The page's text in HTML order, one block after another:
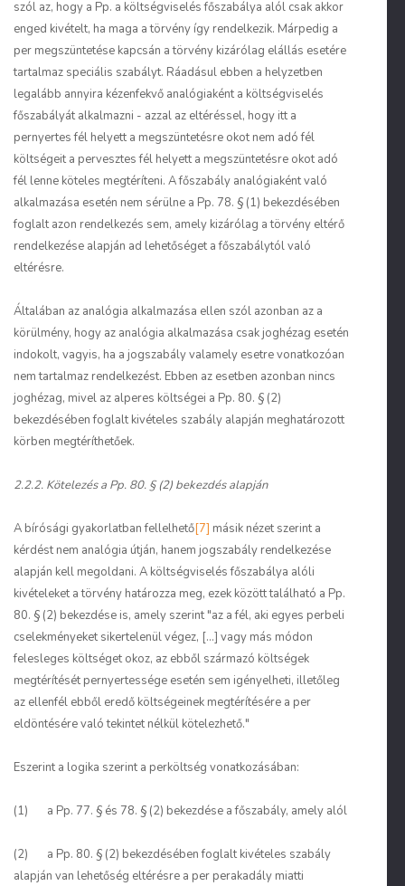
szól az, hogy a Pp. a költségviselés főszabálya alól csak akkor
enged kivételt, ha maga a törvény így rendelkezik. Márpedig a
per megszüntetése kapcsán a törvény kizárólag elállás esetére
tartalmaz speciális szabályt. Ráadásul ebben a helyzetben
legalább annyira kézenfekvő analógiaként a költségviselés
főszabályát alkalmazni - azzal az eltéréssel, hogy itt a
pernyertes fél helyett a megszüntetésre okot nem adó fél
költségeit a pervesztes fél helyett a megszüntetésre okot adó
fél lenne köteles megtéríteni. A főszabály analógiaként való
alkalmazása esetén nem sérülne a Pp. 78. § (1) bekezdésében
foglalt azon rendelkezés sem, amely kizárólag a törvény eltérő
rendelkezése alapján ad lehetőséget a főszabálytól való
eltérésre.
Általában az analógia alkalmazása ellen szól azonban az a
körülmény, hogy az analógia alkalmazása csak joghézag esetén
indokolt, vagyis, ha a jogszabály valamely esetre vonatkozóan
nem tartalmaz rendelkezést. Ebben az esetben azonban nincs
joghézag, mivel az alperes költségei a Pp. 80. § (2)
bekezdésében foglalt kivételes szabály alapján meghatározott
körben megtéríthetőek.
2.2.2. Kötelezés a Pp. 80. § (2) bekezdés alapján
A bírósági gyakorlatban fellelhető[7] másik nézet szerint a
kérdést nem analógia útján, hanem jogszabály rendelkezése
alapján kell megoldani. A költségviselés főszabálya alóli
kivételeket a törvény határozza meg, ezek között található a Pp.
80. § (2) bekezdése is, amely szerint "az a fél, aki egyes perbeli
cselekményeket sikertelenül végez, [...] vagy más módon
felesleges költséget okoz, az ebből származó költségek
megtérítését pernyertessége esetén sem igényelheti, illetőleg
az ellenfél ebből eredő költségeinek megtérítésére a per
eldöntésére való tekintet nélkül kötelezhető."
Eszerint a logika szerint a perköltség vonatkozásában:
(1) a Pp. 77. § és 78. § (2) bekezdése a főszabály, amely alól
(2) a Pp. 80. § (2) bekezdésében foglalt kivételes szabály
alapján van lehetőség eltérésre a per perakadály miatti